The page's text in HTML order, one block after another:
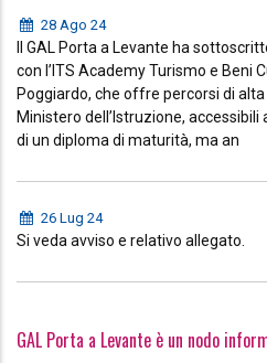
28 Ago 24
Il GAL Porta a Levante ha
con l’ITS Academy Turismo e Beni
Poggiardo, che offre percorsi di
Ministero dell’Istruzione,
di un diploma di maturità, ma an
26 Lug 24
Si veda avviso e relativo allegato.
GAL Porta a Levante è un nodo